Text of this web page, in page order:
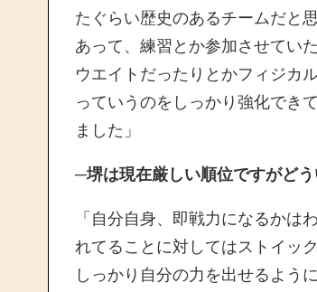
たぐらい歴史のあるチームだと
あって、練習とか参加させてい
ウエイトだったりとかフィジカ
っていうのをしっかり強化でき
ました」
─堺は現在厳しい順位ですがど
「自分自身、即戦力になるかは
れてることに対してはストイッ
しっかり自分の力を出せるよう